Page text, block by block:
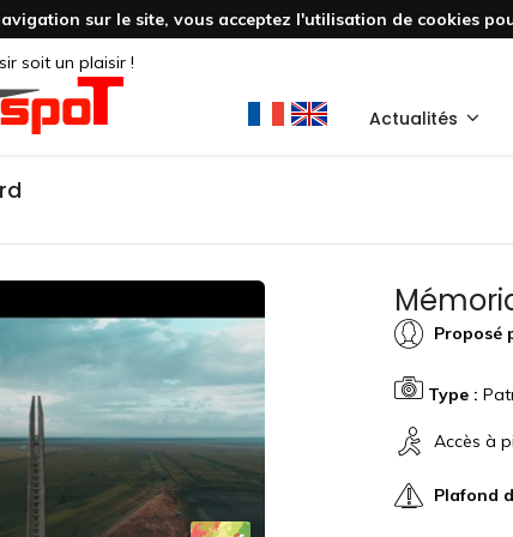
sur le site, vous acceptez l'utilisation de cookies
soit un plaisir !
Actualités
Proposé
Type :
Accès à
Plafond